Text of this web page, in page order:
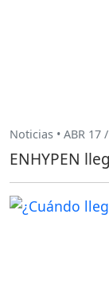
Noticias • ABR 17
ENHYPEN